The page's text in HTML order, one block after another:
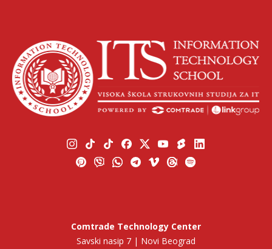
Comtrade Technology Center
Savski nasip 7 | Novi Beograd